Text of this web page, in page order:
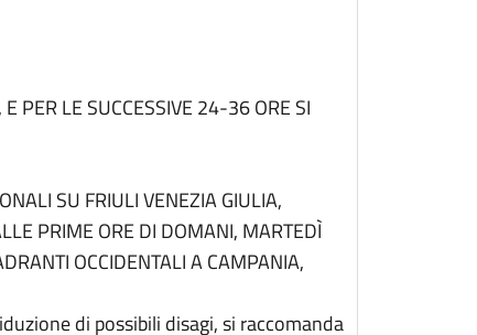
PER LE SUCCESSIVE 24-36 ORE SI
SU FRIULI VENEZIA GIULIA,
PRIME ORE DI DOMANI, MARTEDÌ
OCCIDENTALI A CAMPANIA,
di possibili disagi, si raccomanda